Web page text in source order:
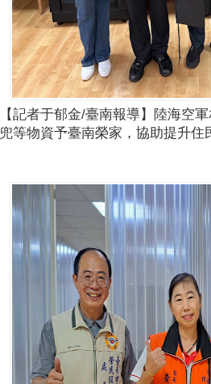
【記者于郁金/臺南報導】陸海空
兜等物資予臺南榮家，協助提升住